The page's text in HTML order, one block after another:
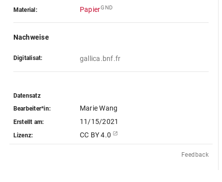
Material: PapierGND
Nachweise
Digitalisat: gallica.bnf.fr
Datensatz
Bearbeiter*in:
Marie Wang
Erstellt am: 11/15/2021
Lizenz: CC BY 4.0
Feedback